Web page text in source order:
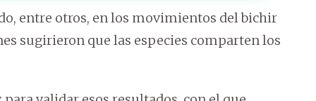
entre otros, en los movimientos del bichir
sugirieron que las especies comparten los